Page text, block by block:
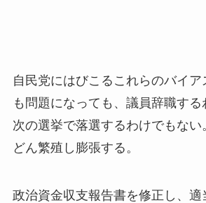
自民党にはびこるこれらのバイア
も問題になっても、議員辞職する
次の選挙で落選するわけでもない
どん繁殖し膨張する。
政治資金収支報告書を修正し、